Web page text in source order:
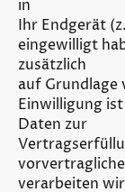
in
Ihr Endgerät
eingewilligt
zusätzlich
auf Grundlage
Einwilligung
Daten zur
verarbeiten